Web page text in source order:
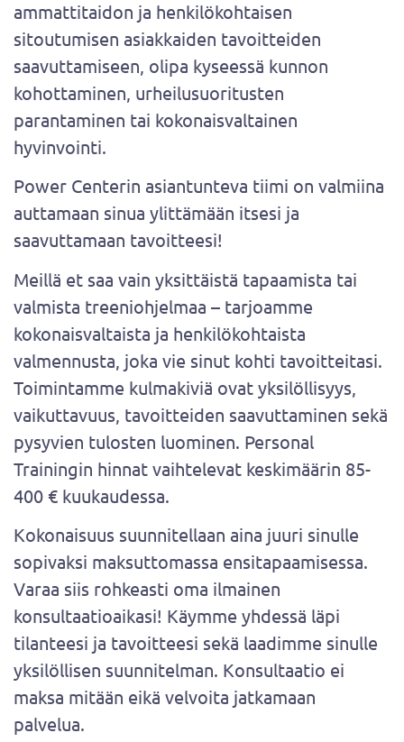
ammattitaidon ja henkilökohtaisen
sitoutumisen asiakkaiden tavoitteiden
saavuttamiseen, olipa kyseessä kunnon
kohottaminen, urheilusuoritusten
parantaminen tai kokonaisvaltainen
hyvinvointi.
Power Centerin asiantunteva tiimi on valmiina
auttamaan sinua ylittämään itsesi ja
saavuttamaan tavoitteesi!
Meillä et saa vain yksittäistä tapaamista tai
valmista treeniohjelmaa – tarjoamme
kokonaisvaltaista ja henkilökohtaista
valmennusta, joka vie sinut kohti tavoitteitasi.
Toimintamme kulmakiviä ovat yksilöllisyys,
vaikuttavuus, tavoitteiden saavuttaminen sekä
pysyvien tulosten luominen. Personal
Trainingin hinnat vaihtelevat keskimäärin 85-
400 € kuukaudessa.
Kokonaisuus suunnitellaan aina juuri sinulle
sopivaksi maksuttomassa ensitapaamisessa.
Varaa siis rohkeasti oma ilmainen
konsultaatioaikasi! Käymme yhdessä läpi
tilanteesi ja tavoitteesi sekä laadimme sinulle
yksilöllisen suunnitelman. Konsultaatio ei
maksa mitään eikä velvoita jatkamaan
palvelua.